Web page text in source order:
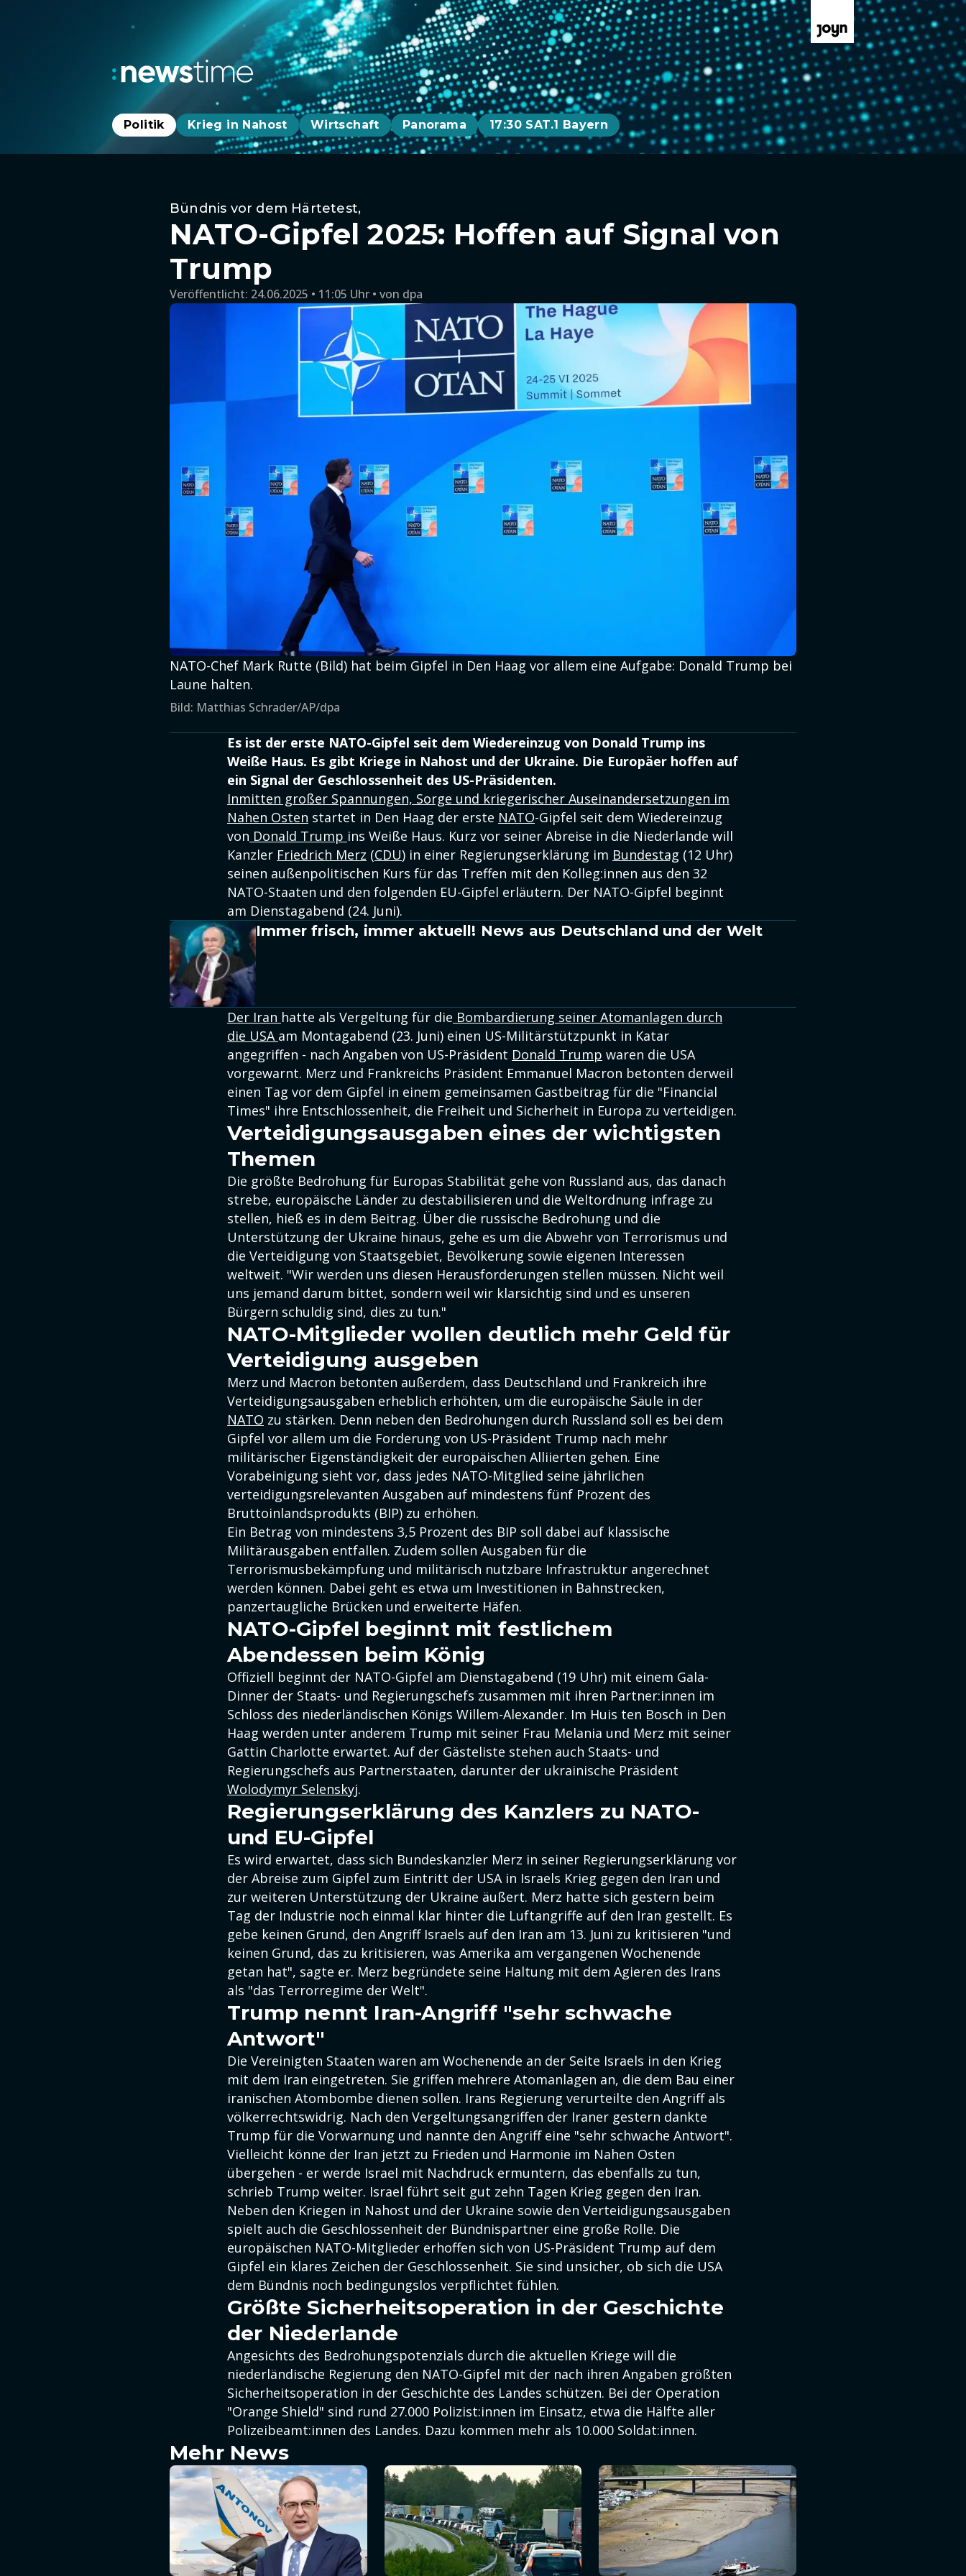
Politik Krieg in Nahost Wirtschaft Panorama 17:30 SAT.1 Bayern
Bündnis vor dem Härtetest,
NATO-Gipfel 2025: Hoffen auf Signal von
Trump
Veröffentlicht: 24.06.2025 • 11:05 Uhr von dpa
NATO-Chef Mark Rutte (Bild) hat beim Gipfel in Den Haag vor allem eine Aufgabe: Donald Trump bei
Laune halten.
Bild: Matthias Schrader/AP/dpa
Es ist der erste NATO-Gipfel seit dem Wiedereinzug von Donald Trump ins
Weiße Haus. Es gibt Kriege in Nahost und der Ukraine. Die Europäer hoffen auf
ein Signal der Geschlossenheit des US-Präsidenten.
Inmitten großer Spannungen, Sorge und kriegerischer Auseinandersetzungen im
Nahen Osten startet in Den Haag der erste NATO-Gipfel seit dem Wiedereinzug
von Donald Trump ins Weiße Haus. Kurz vor seiner Abreise in die Niederlande will
Kanzler Friedrich Merz (CDU) in einer Regierungserklärung im Bundestag (12 Uhr)
seinen außenpolitischen Kurs für das Treffen mit den Kolleg:innen aus den 32
NATO-Staaten und den folgenden EU-Gipfel erläutern. Der NATO-Gipfel beginnt
am Dienstagabend (24. Juni).
Immer frisch, immer aktuell! News aus Deutschland und der Welt
Der Iran hatte als Vergeltung für die Bombardierung seiner Atomanlagen durch
die USA am Montagabend (23. Juni) einen US-Militärstützpunkt in Katar
angegriffen - nach Angaben von US-Präsident Donald Trump waren die USA
vorgewarnt. Merz und Frankreichs Präsident Emmanuel Macron betonten derweil
einen Tag vor dem Gipfel in einem gemeinsamen Gastbeitrag für die "Financial
Times" ihre Entschlossenheit, die Freiheit und Sicherheit in Europa zu verteidigen.
Verteidigungsausgaben eines der wichtigsten
Themen
Die größte Bedrohung für Europas Stabilität gehe von Russland aus, das danach
strebe, europäische Länder zu destabilisieren und die Weltordnung infrage zu
stellen, hieß es in dem Beitrag. Über die russische Bedrohung und die
Unterstützung der Ukraine hinaus, gehe es um die Abwehr von Terrorismus und
die Verteidigung von Staatsgebiet, Bevölkerung sowie eigenen Interessen
weltweit. "Wir werden uns diesen Herausforderungen stellen müssen. Nicht weil
uns jemand darum bittet, sondern weil wir klarsichtig sind und es unseren
Bürgern schuldig sind, dies zu tun."
NATO-Mitglieder wollen deutlich mehr Geld für
Verteidigung ausgeben
Merz und Macron betonten außerdem, dass Deutschland und Frankreich ihre
Verteidigungsausgaben erheblich erhöhten, um die europäische Säule in der
NATO zu stärken. Denn neben den Bedrohungen durch Russland soll es bei dem
Gipfel vor allem um die Forderung von US-Präsident Trump nach mehr
militärischer Eigenständigkeit der europäischen Alliierten gehen. Eine
Vorabeinigung sieht vor, dass jedes NATO-Mitglied seine jährlichen
verteidigungsrelevanten Ausgaben auf mindestens fünf Prozent des
Bruttoinlandsprodukts (BIP) zu erhöhen.
Ein Betrag von mindestens 3,5 Prozent des BIP soll dabei auf klassische
Militärausgaben entfallen. Zudem sollen Ausgaben für die
Terrorismusbekämpfung und militärisch nutzbare Infrastruktur angerechnet
werden können. Dabei geht es etwa um Investitionen in Bahnstrecken,
panzertaugliche Brücken und erweiterte Häfen.
NATO-Gipfel beginnt mit festlichem
Abendessen beim König
Offiziell beginnt der NATO-Gipfel am Dienstagabend (19 Uhr) mit einem Gala-
Dinner der Staats- und Regierungschefs zusammen mit ihren Partner:innen im
Schloss des niederländischen Königs Willem-Alexander. Im Huis ten Bosch in Den
Haag werden unter anderem Trump mit seiner Frau Melania und Merz mit seiner
Gattin Charlotte erwartet. Auf der Gästeliste stehen auch Staats- und
Regierungschefs aus Partnerstaaten, darunter der ukrainische Präsident
Wolodymyr Selenskyj.
Regierungserklärung des Kanzlers zu NATO-
und EU-Gipfel
Es wird erwartet, dass sich Bundeskanzler Merz in seiner Regierungserklärung vor
der Abreise zum Gipfel zum Eintritt der USA in Israels Krieg gegen den Iran und
zur weiteren Unterstützung der Ukraine äußert. Merz hatte sich gestern beim
Tag der Industrie noch einmal klar hinter die Luftangriffe auf den Iran gestellt. Es
gebe keinen Grund, den Angriff Israels auf den Iran am 13. Juni zu kritisieren "und
keinen Grund, das zu kritisieren, was Amerika am vergangenen Wochenende
getan hat", sagte er. Merz begründete seine Haltung mit dem Agieren des Irans
als "das Terrorregime der Welt".
Trump nennt Iran-Angriff "sehr schwache
Antwort"
Die Vereinigten Staaten waren am Wochenende an der Seite Israels in den Krieg
mit dem Iran eingetreten. Sie griffen mehrere Atomanlagen an, die dem Bau einer
iranischen Atombombe dienen sollen. Irans Regierung verurteilte den Angriff als
völkerrechtswidrig. Nach den Vergeltungsangriffen der Iraner gestern dankte
Trump für die Vorwarnung und nannte den Angriff eine "sehr schwache Antwort".
Vielleicht könne der Iran jetzt zu Frieden und Harmonie im Nahen Osten
übergehen - er werde Israel mit Nachdruck ermuntern, das ebenfalls zu tun,
schrieb Trump weiter. Israel führt seit gut zehn Tagen Krieg gegen den Iran.
Neben den Kriegen in Nahost und der Ukraine sowie den Verteidigungsausgaben
spielt auch die Geschlossenheit der Bündnispartner eine große Rolle. Die
europäischen NATO-Mitglieder erhoffen sich von US-Präsident Trump auf dem
Gipfel ein klares Zeichen der Geschlossenheit. Sie sind unsicher, ob sich die USA
dem Bündnis noch bedingungslos verpflichtet fühlen.
Größte Sicherheitsoperation in der Geschichte
der Niederlande
Angesichts des Bedrohungspotenzials durch die aktuellen Kriege will die
niederländische Regierung den NATO-Gipfel mit der nach ihren Angaben größten
Sicherheitsoperation in der Geschichte des Landes schützen. Bei der Operation
"Orange Shield" sind rund 27.000 Polizist:innen im Einsatz, etwa die Hälfte aller
Polizeibeamt:innen des Landes. Dazu kommen mehr als 10.000 Soldat:innen.
Mehr News